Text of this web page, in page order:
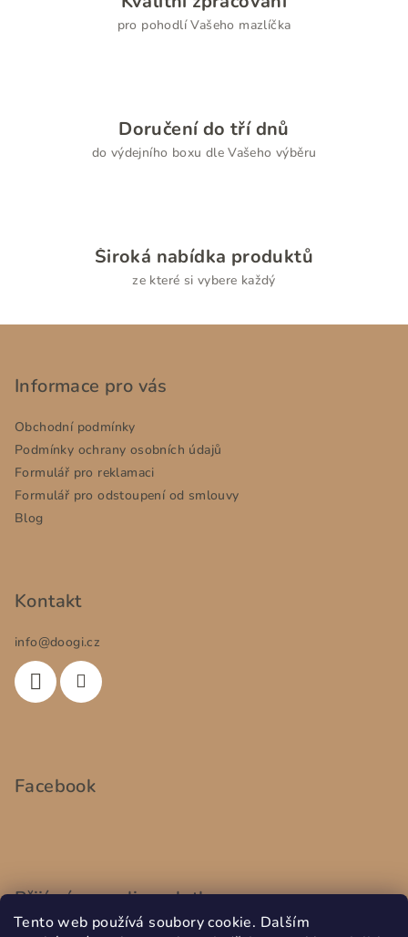
Tento web používá soubory cookie. Dalším
p
r
v
ý
p
pro pohodlí Vašeho mazlíčka
Doručení do tří dnů
do výdejního boxu dle Vašeho výběru
Široká nabídka produktů
ze které si vybere každý
Informace pro vás
Obchodní podmínky
Podmínky ochrany osobních údajů
Formulář pro reklamaci
Formulář pro odstoupení od smlouvy
Blog
Kontakt
info@doogi.cz
Facebook
Přijímáme online platby